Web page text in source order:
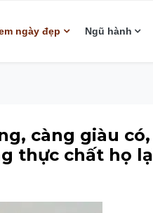
ngày đẹp Ngũ hành
càng giàu
thực chất họ